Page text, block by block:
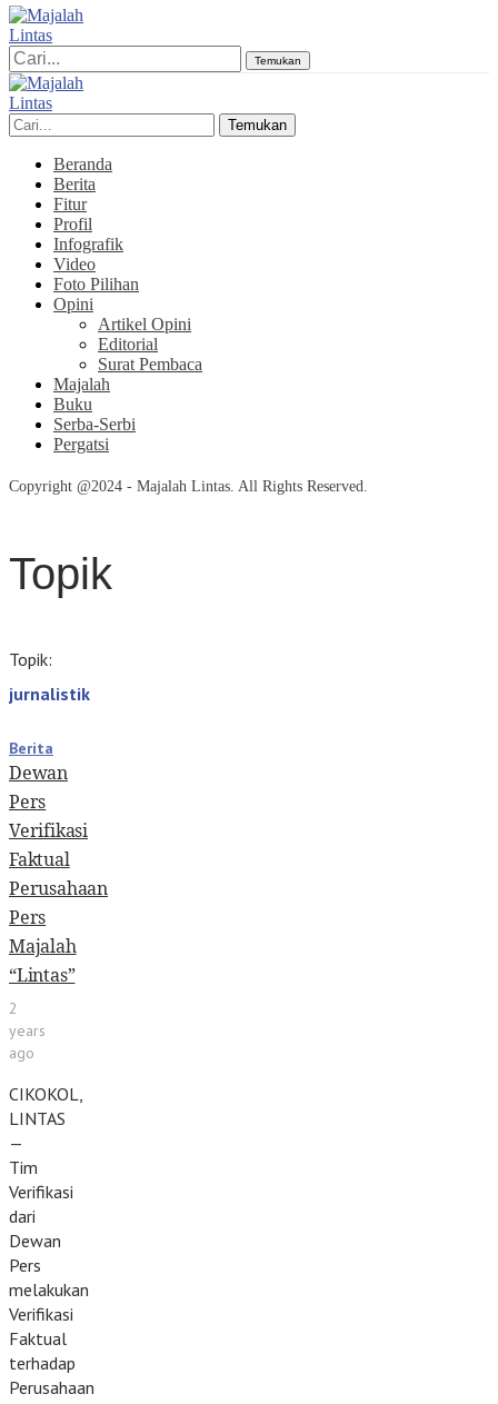
Temukan
Temukan
Beranda
Berita
Fitur
Profil
Infografik
Video
Foto Pilihan
Opini
Artikel Opini
Editorial
Surat Pembaca
Majalah
Buku
Serba-Serbi
Pergatsi
Copyright @2024 - Majalah Lintas. All Rights Reserved.
Topik
Topik:
jurnalistik
Berita
Dewan
Pers
Verifikasi
Faktual
Perusahaan
Pers
Majalah
“Lintas”
2
years
ago
CIKOKOL,
LINTAS
—
Tim
Verifikasi
dari
Dewan
Pers
melakukan
Verifikasi
Faktual
terhadap
Perusahaan